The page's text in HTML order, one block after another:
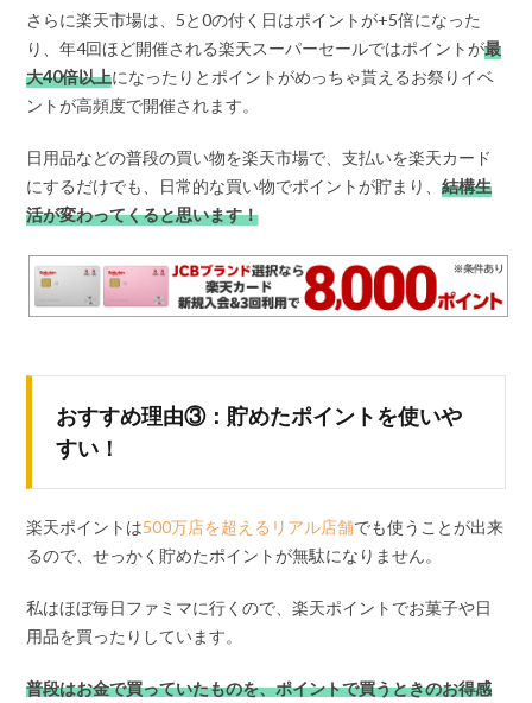
さらに楽天市場は、5と0の付く日はポイントが+5倍になった
り、年4回ほど開催される楽天スーパーセールではポイントが最
大40倍以上になったりとポイントがめっちゃ貰えるお祭りイベ
ントが高頻度で開催されます。
日用品などの普段の買い物を楽天市場で、支払いを楽天カード
にするだけでも、日常的な買い物でポイントが貯まり、結構生
活が変わってくると思います！
おすすめ理由③：貯めたポイントを使いや
すい！
楽天ポイントは500万店を超えるリアル店舗でも使うことが出来
るので、せっかく貯めたポイントが無駄になりません。
私はほぼ毎日ファミマに行くので、楽天ポイントでお菓子や日
用品を買ったりしています。
普段はお金で買っていたものを、ポイントで買うときのお得感